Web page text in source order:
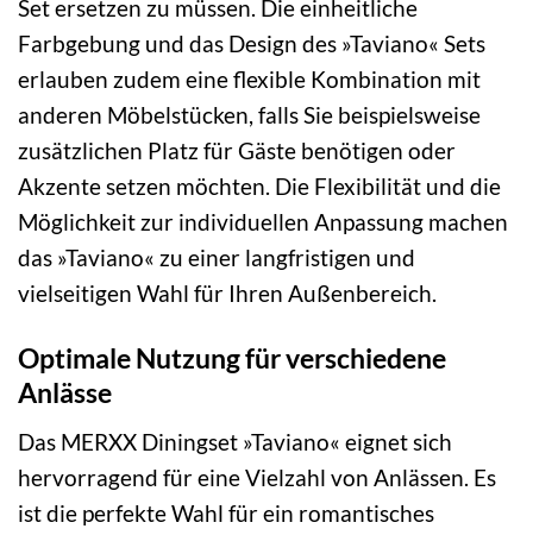
Set ersetzen zu müssen. Die einheitliche
Farbgebung und das Design des »Taviano« Sets
erlauben zudem eine flexible Kombination mit
anderen Möbelstücken, falls Sie beispielsweise
zusätzlichen Platz für Gäste benötigen oder
Akzente setzen möchten. Die Flexibilität und die
Möglichkeit zur individuellen Anpassung machen
das »Taviano« zu einer langfristigen und
vielseitigen Wahl für Ihren Außenbereich.
Optimale Nutzung für verschiedene
Anlässe
Das MERXX Diningset »Taviano« eignet sich
hervorragend für eine Vielzahl von Anlässen. Es
ist die perfekte Wahl für ein romantisches